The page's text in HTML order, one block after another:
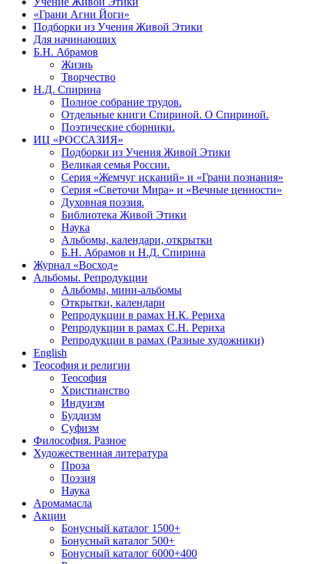
«Грани Агни Йоги»
Подборки из Учения Живой Этики
Для начинающих
Б.Н. Абрамов
Жизнь
Творчество
Н.Д. Спирина
Полное собрание трудов.
Отдельные книги Спириной. О Спириной.
Поэтические сборники.
ИЦ «РОССАЗИЯ»
Подборки из Учения Живой Этики
Великая семья России.
Серия «Жемчуг исканий» и «Грани познания»
Серия «Светочи Мира» и «Вечные ценности»
Духовная поэзия.
Библиотека Живой Этики
Наука
Альбомы, календари, открытки
Б.Н. Абрамов и Н.Д. Спирина
Журнал «Восход»
Альбомы. Репродукции
Альбомы, мини-альбомы
Открытки, календари
Репродукции в рамах Н.К. Рериха
Репродукции в рамах С.Н. Рериха
Репродукции в рамах (Разные художники)
English
Теософия и религии
Теософия
Христианство
Индуизм
Буддизм
Суфизм
Философия. Разное
Художественная литература
Проза
Поэзия
Наука
Аромамасла
Акции
Бонусный каталог 1500+
Бонусный каталог 500+
Бонусный каталог 6000+400